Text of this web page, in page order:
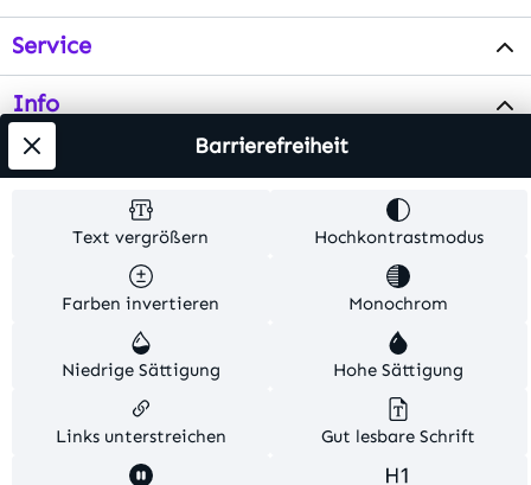
Service
Info
Testsieger
Alle Preise inkl. gesetzl. Mehrwertsteuer zzgl.
Versandkosten
. Alle Artikelangaben sind
Herstellerangaben und ohne Gewähr.
© 2026 MKV24 – Alle Rechte vorbehalten. Theme by
Text vergrößern Hochkontrastmodus
Farben invertieren Monochrom
Niedrige Sättigung Hohe Sättigung
Links unterstreichen Gut lesbare Schrift
Barrierefreiheit